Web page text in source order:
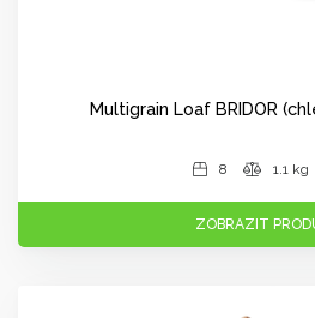
Multigrain Loaf BRIDOR
8 1.1 kg
ZOBRAZIT